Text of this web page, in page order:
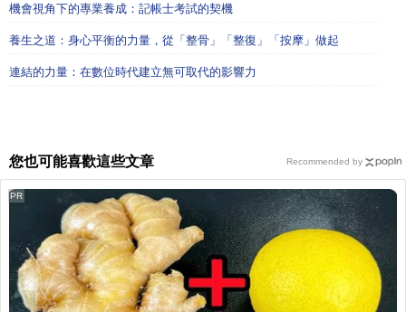
機會視角下的專業養成：記帳士考試的契機
養生之道：身心平衡的力量，從「整骨」「整復」「按摩」做起
連結的力量：在數位時代建立無可取代的影響力
您也可能喜歡這些文章
PR
Recommended by